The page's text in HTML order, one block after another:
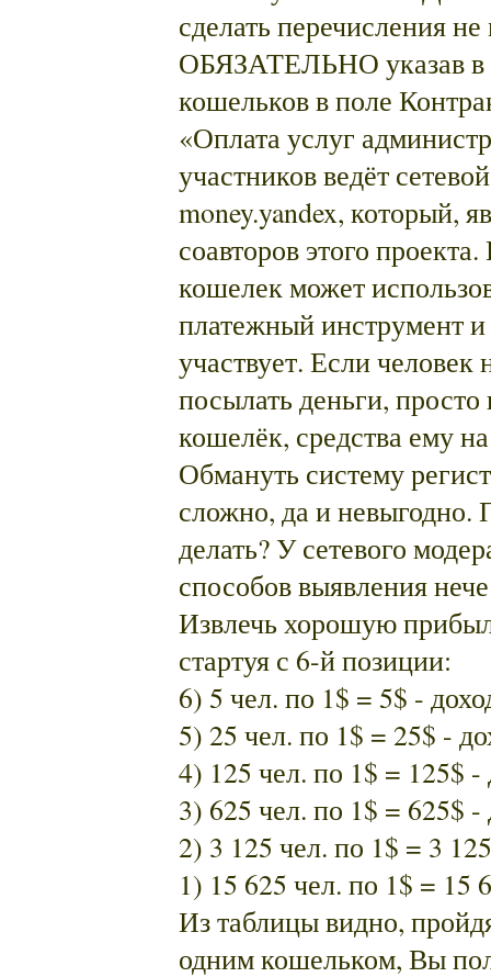
сделать перечисления
ОБЯЗАТЕЛЬНО указав в
кошельков в поле
«Оплата услуг
участников ведёт
money.yandex, который,
соавторов этого
кошелек может
платежный инструмент
участвует. Если человек
посылать деньги, просто
кошелёк, средства ему
Обмануть систему
сложно, да и невыгодно.
делать? У сетевого
способов выявления
Извлечь хорошую
стартуя с 6-й позиции:
6) 5 чел. по 1$ = 5$ -
5) 25 чел. по 1$ = 25$ -
4) 125 чел. по 1$ = 125$ -
3) 625 чел. по 1$ = 625$ -
2) 3 125 чел. по 1$ = 3
1) 15 625 чел. по 1$ = 15
Из таблицы видно,
одним кошельком, Вы